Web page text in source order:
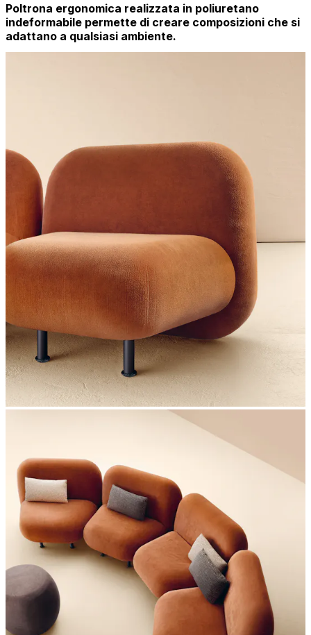
Poltrona ergonomica realizzata in poliuretano
indeformabile permette di creare composizioni che si
adattano a qualsiasi ambiente.